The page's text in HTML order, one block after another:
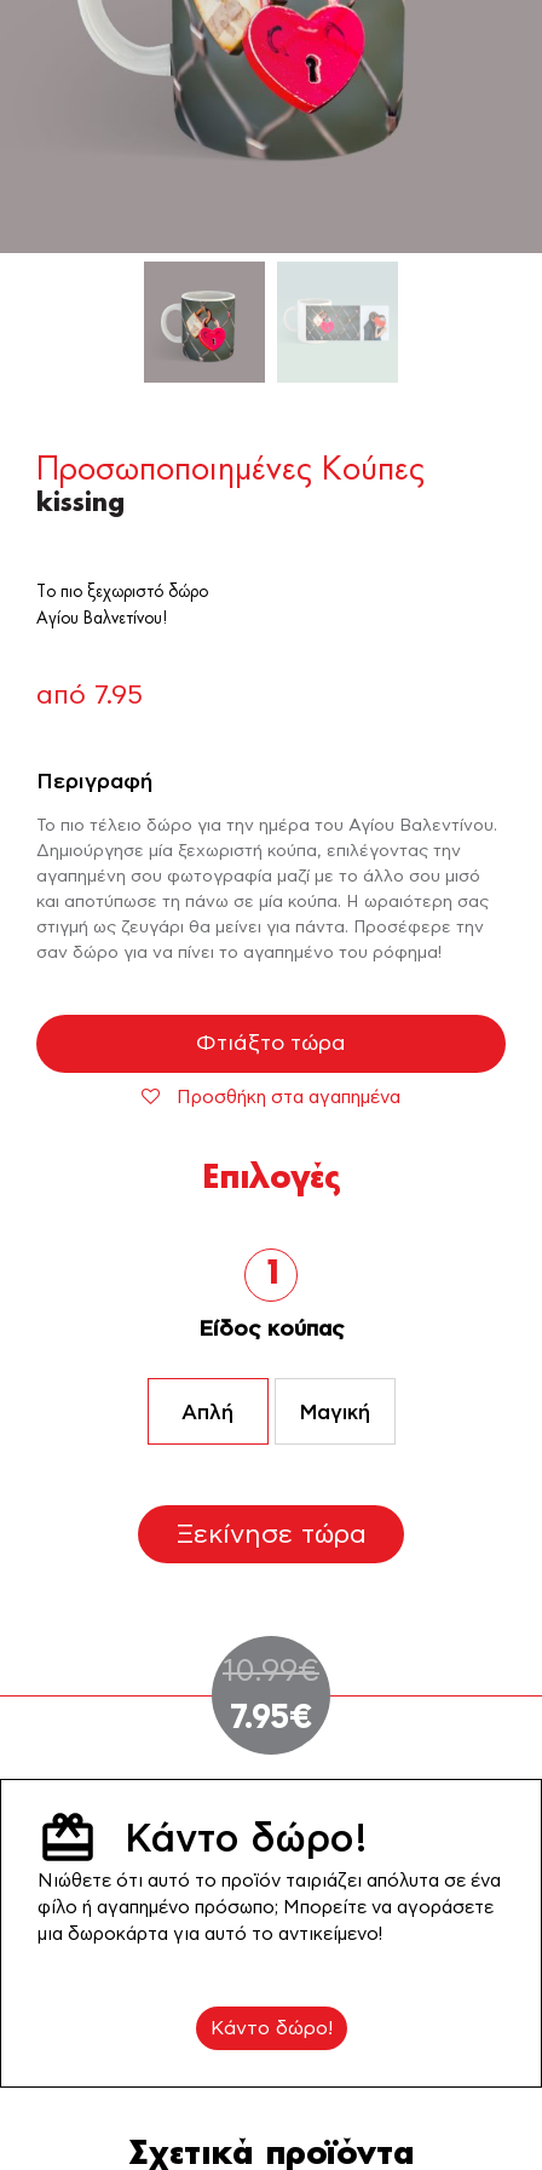
Προσωποποιημένες Κούπες
kissing
Το πιο ξεχωριστό δώρο
Αγίου Βαλνετίνου!
από 7.95
Περιγραφή
Το πιο τέλειο δώρο για την ημέρα του Αγίου Βαλεντίνου.
Δημιούργησε μία ξεχωριστή κούπα, επιλέγοντας την
αγαπημένη σου φωτογραφία μαζί με το άλλο σου μισό
και αποτύπωσε τη πάνω σε μία κούπα. Η ωραιότερη σας
στιγμή ως ζευγάρι θα μείνει για πάντα. Προσέφερε την
σαν δώρο για να πίνει το αγαπημένο του ρόφημα!
Φτιάξτο τώρα
Προσθήκη στα αγαπημένα
Επιλογές
1
Είδος κούπας
Απλή Μαγική
10.99€Original
price
7.95€Η
είναι:
7.95€.
Ξεκίνησε τώρα
Κάντο δώρο!
Νιώθετε ότι αυτό το προϊόν ταιριάζει απόλυτα σε ένα
φίλο ή αγαπημένο πρόσωπο; Μπορείτε να αγοράσετε
μια δωροκάρτα για αυτό το αντικείμενο!
Κάντο δώρο!
Σχετικά προϊόντα